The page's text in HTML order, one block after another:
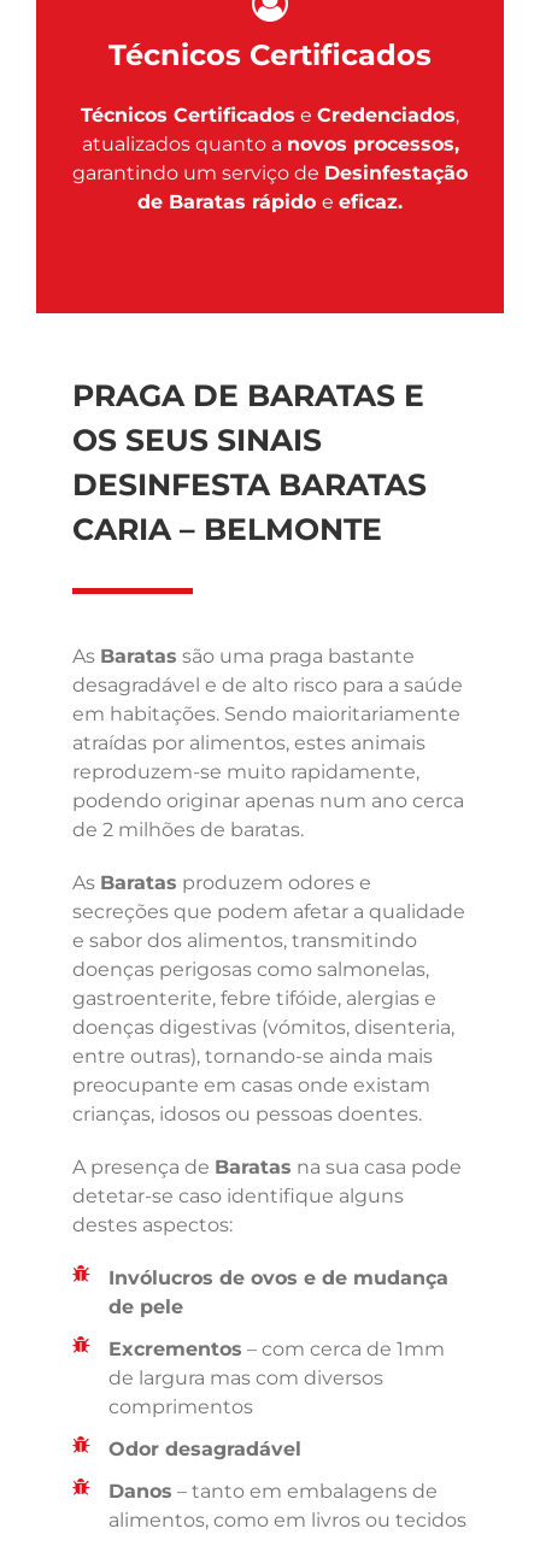
Técnicos Certificados
Técnicos Certificados e Credenciados,
atualizados quanto a novos processos,
garantindo um serviço de Desinfestação
de Baratas rápido e eficaz.
PRAGA DE BARATAS E
OS SEUS SINAIS
DESINFESTA BARATAS
CARIA – BELMONTE
As Baratas são uma praga bastante
desagradável e de alto risco para a saúde
em habitações. Sendo maioritariamente
atraídas por alimentos, estes animais
reproduzem-se muito rapidamente,
podendo originar apenas num ano cerca
de 2 milhões de baratas.
As Baratas produzem odores e
secreções que podem afetar a qualidade
e sabor dos alimentos, transmitindo
doenças perigosas como salmonelas,
gastroenterite, febre tifóide, alergias e
doenças digestivas (vómitos, disenteria,
entre outras), tornando-se ainda mais
preocupante em casas onde existam
crianças, idosos ou pessoas doentes.
A presença de Baratas na sua casa pode
detetar-se caso identifique alguns
destes aspectos:
Invólucros de ovos e de mudança
de pele
Excrementos – com cerca de 1mm
de largura mas com diversos
comprimentos
Odor desagradável
Danos – tanto em embalagens de
alimentos, como em livros ou tecidos